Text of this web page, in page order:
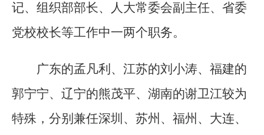
记、组织部部长、人大常委会副主任、省委
党校校长等工作中一两个职务。
广东的孟凡利、江苏的刘小涛、福建的
郭宁宁、辽宁的熊茂平、湖南的谢卫江较为
特殊，分别兼任深圳、苏州、福州、大连、